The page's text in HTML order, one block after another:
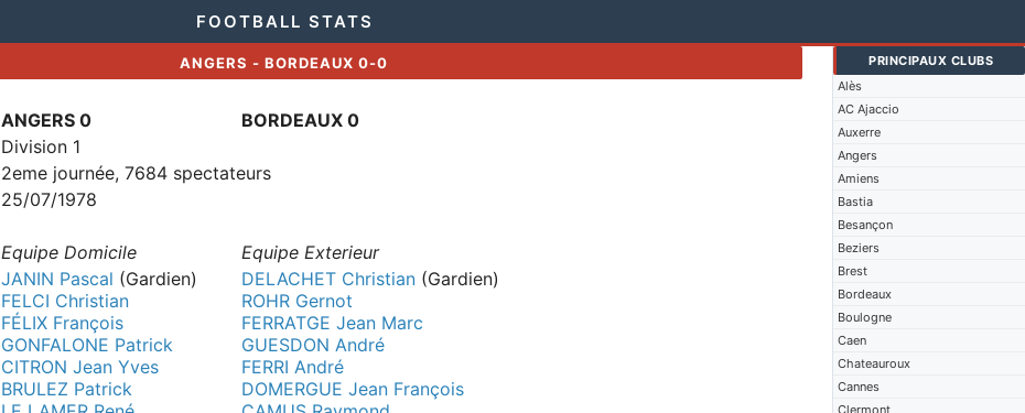
FOOTBALL STATS
PRINCIPAUX CLUBS
Alès
AC Ajaccio
Auxerre
Angers
Amiens
Bastia
Besançon
Beziers
Brest
Bordeaux
Boulogne
Caen
Chateauroux
Cannes
Clermont
ANGERS - BORDEAUX 0-0
ANGERS 0
BORDEAUX 0
Division 1
2eme journée, 7684 spectateurs
25/07/1978
Equipe Domicile
Equipe Exterieur
JANIN Pascal (Gardien)
FELCI Christian
FÉLIX François
GONFALONE Patrick
CITRON Jean Yves
BRULEZ Patrick
DELACHET Christian(Gardien)
ROHR Gernot
FERRATGE Jean Marc
GUESDON André
FERRI André
DOMERGUE Jean François